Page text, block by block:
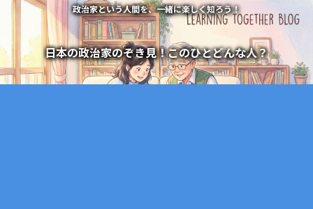
政治家という人間を、一緒に楽しく知ろう！
日本の政治家のぞき見！このひとどんな人？